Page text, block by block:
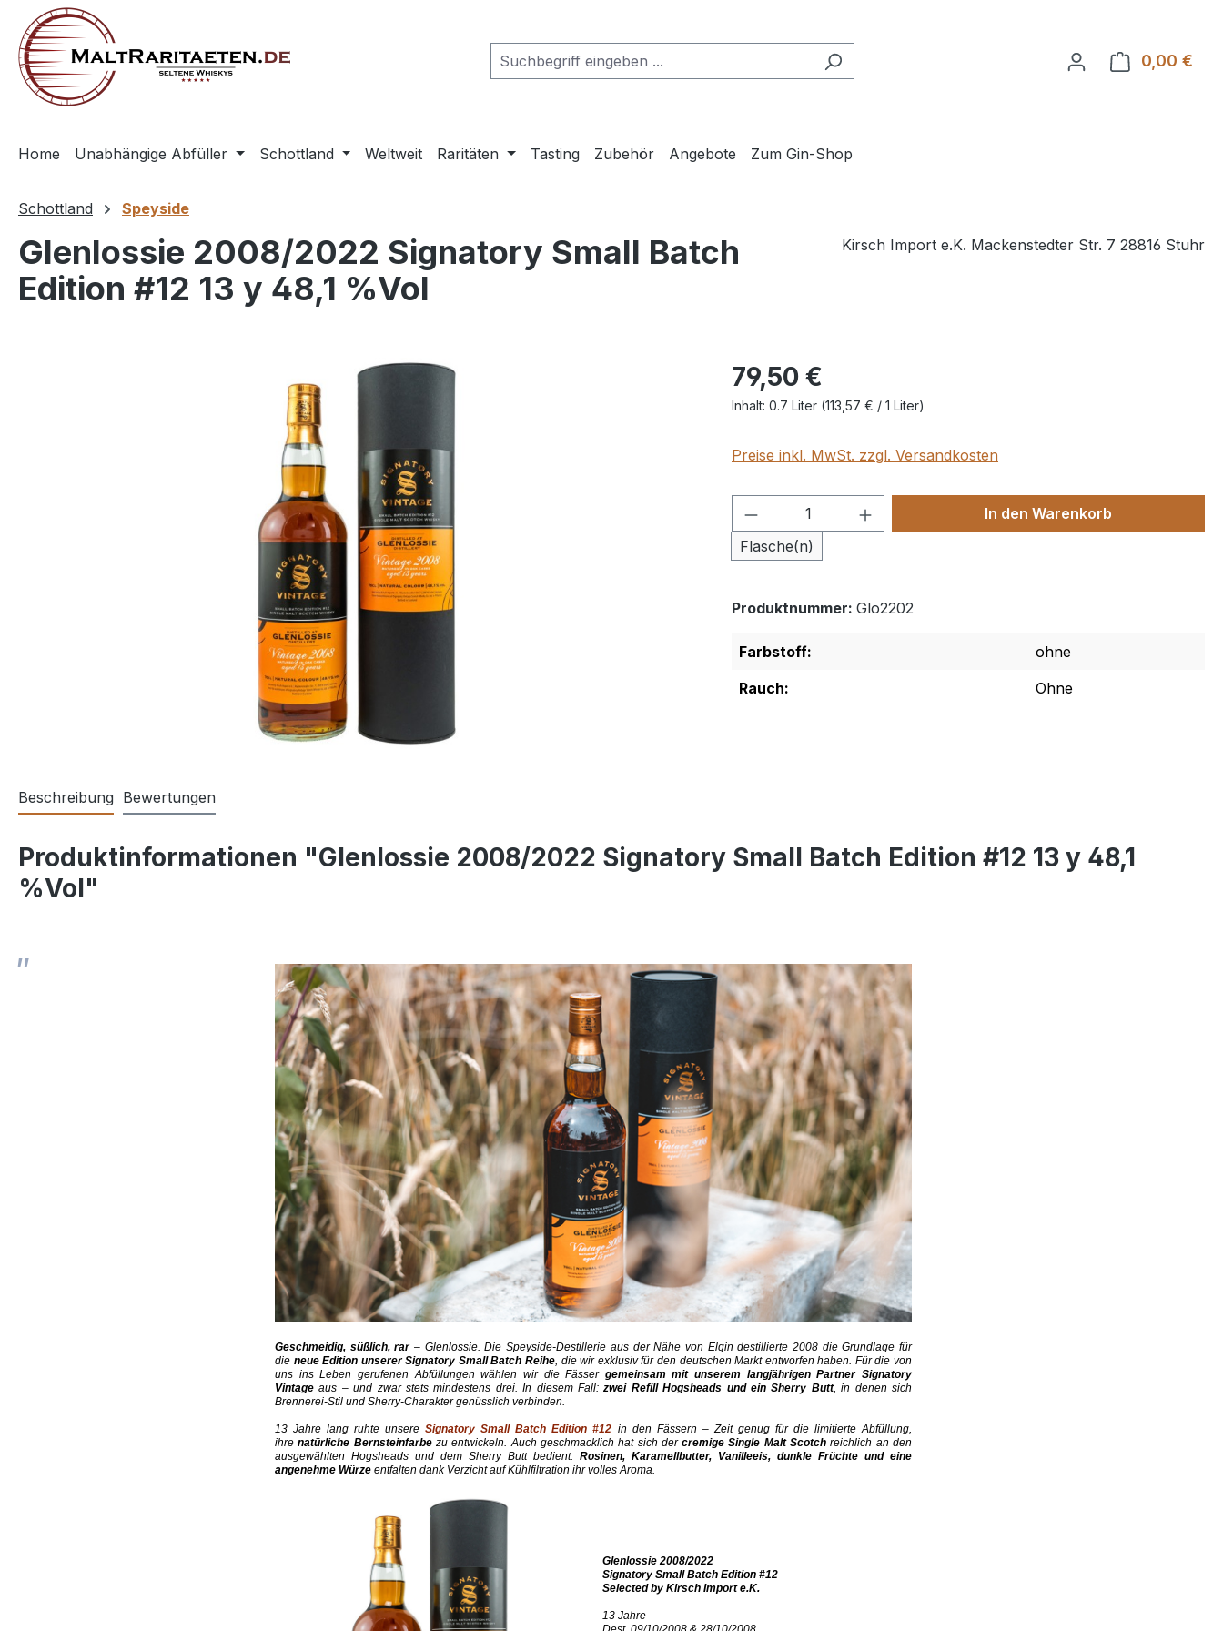
Zur Hauptnavigation springen
0,00 €
Home Unabhängige Abfüller Schottland Weltweit Raritäten Tasting Zubehör Angebote Zum Gin-Shop
Schottland Speyside
Glenlossie 2008/2022 Signatory Small Batch
Edition #12 13 y 48,1 %Vol
Kirsch Import e.K. Mackenstedter Str. 7 28816 Stuhr
79,50 €
Inhalt: 0.7 Liter (113,57 € / 1 Liter)
Preise inkl. MwSt. zzgl. Versandkosten
Produkt Anzahl: Gib den gewünschten Wert
Flasche(n)
In den Warenkorb
Produktnummer: Glo2202
Farbstoff:
ohne
Rauch:
Ohne
Beschreibung Bewertungen
Produktinformationen "Glenlossie 2008/2022 Signatory Small Batch Edition #12 13 y 48,1
%Vol"
Geschmeidig, süßlich, rar– Glenlossie. Die Speyside-Destillerie aus der Nähe von Elgin destillierte 2008 die Grundlage für
die neue Edition unserer Signatory Small Batch Reihe, die wir exklusiv für den deutschen Markt entworfen haben. Für die von
uns ins Leben gerufenen Abfüllungen wählen wir die Fässer gemeinsam mit unserem langjährigen Partner Signatory
Vintage aus – und zwar stets mindestens drei. In diesem Fall:zwei Refill Hogsheads und ein Sherry Butt, in denen sich
Brennerei-Stil und Sherry-Charakter genüsslich verbinden.
13 Jahre lang ruhte unsereSignatory Small Batch Edition #12 in den Fässern – Zeit genug für die limitierte Abfüllung,
ihrenatürliche Bernsteinfarbezu entwickeln. Auch geschmacklich hat sich dercremige Single Malt Scotchreichlich an den
ausgewählten Hogsheads und dem Sherry Butt bedient. Rosinen, Karamellbutter, Vanilleeis, dunkle Früchte und eine
angenehme Würze entfalten dank Verzicht auf Kühlfiltration ihr volles Aroma.
Glenlossie 2008/2022
Signatory Small Batch Edition #12
Selected by Kirsch Import e.K.
13 Jahre